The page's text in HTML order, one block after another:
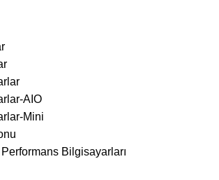
AIO
Mini
Bilgisayarları